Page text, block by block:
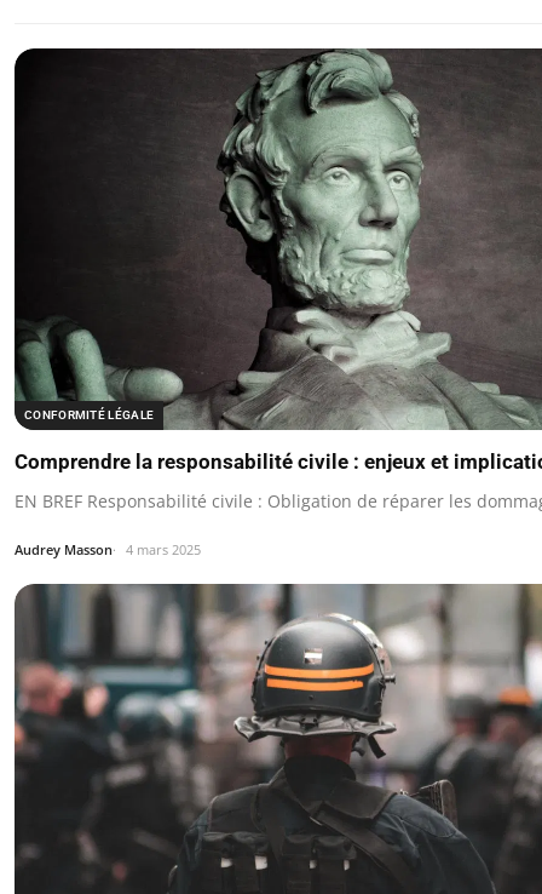
CONFORMITÉ LÉGALE
Comprendre la responsabilité civile : enjeux et
EN BREF Responsabilité civile : Obligation de réparer les
Audrey Masson 4 mars 2025